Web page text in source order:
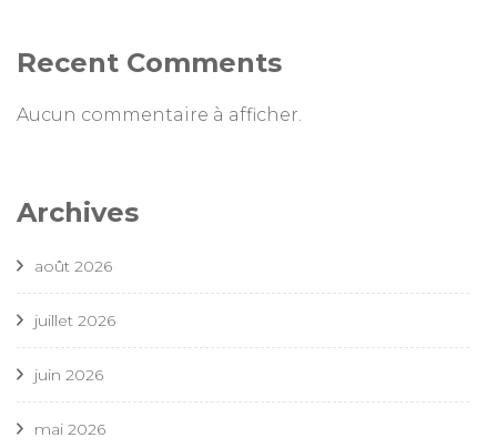
Recent Comments
Aucun commentaire à afficher.
Archives
août 2026
juillet 2026
juin 2026
mai 2026